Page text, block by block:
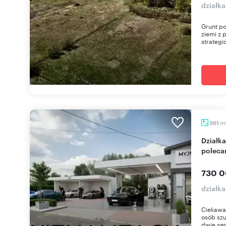
Grunt
ziemi z
981 m
Działka z myjnią 981 m², rozwój biznesu -
730
osób
dwie